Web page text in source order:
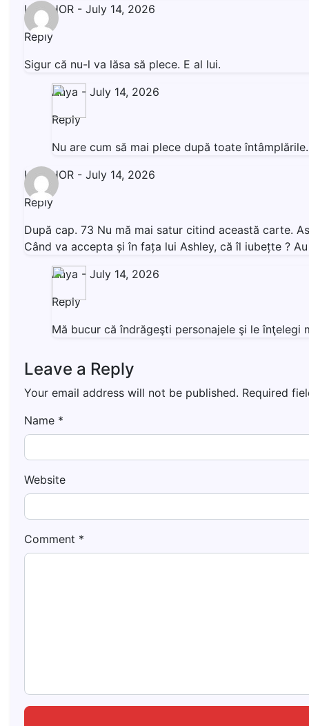
LIVISHOR - July 14, 2026
Reply
Sigur că nu-l va lăsa să plece. E al lui.
Anya - July 14, 2026
Reply
Nu are cum să mai plece după toate
LIVISHOR - July 14, 2026
Reply
După cap. 73 Nu mă mai satur citind această carte.
Când va accepta și în fața lui Ashley, că îl iubețte ?
Anya - July 14, 2026
Reply
Mă bucur că îndrăgeşti personajele şi le
Leave a Reply
Your email address will not be published. Required
Name *
Website
Comment *